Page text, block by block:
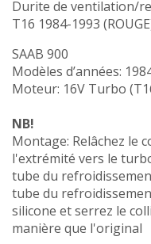
Durite de ventilation/
T16 1984-1993
SAAB 900
Modèles d’années:
Moteur: 16V Turbo
NB!
Montage: Relâchez le
l'extrémité vers le
tube du
tube du
silicone et serrez le
manière que l'original